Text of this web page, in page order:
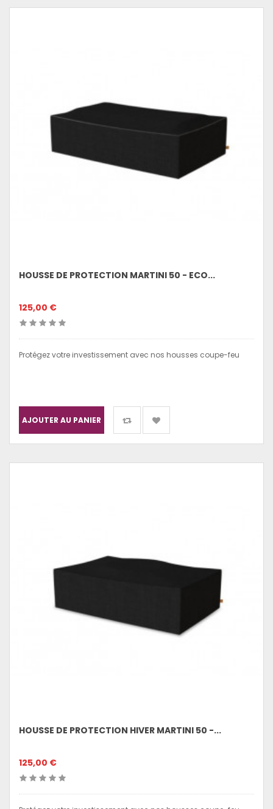
HOUSSE DE PROTECTION MARTINI 50 - ECO...
125,00 €
Protégez votre investissement avec nos housses coupe-feu
AJOUTER AU PANIER
HOUSSE DE PROTECTION HIVER MARTINI 50 -...
125,00 €